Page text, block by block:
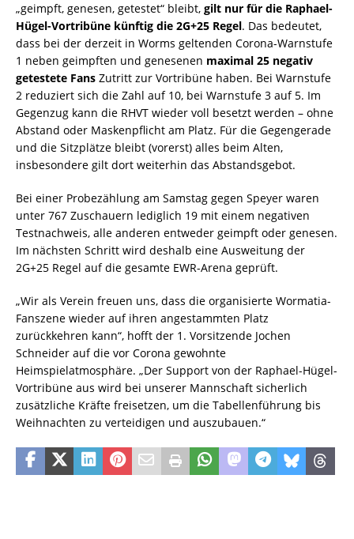
„geimpft, genesen, getestet“ bleibt, gilt nur für die Raphael-
Hügel-Vortribüne künftig die 2G+25 Regel. Das bedeutet,
dass bei der derzeit in Worms geltenden Corona-Warnstufe
1 neben geimpften und genesenen maximal 25 negativ
getestete Fans Zutritt zur Vortribüne haben. Bei Warnstufe
2 reduziert sich die Zahl auf 10, bei Warnstufe 3 auf 5. Im
Gegenzug kann die RHVT wieder voll besetzt werden – ohne
Abstand oder Maskenpflicht am Platz. Für die Gegengerade
und die Sitzplätze bleibt (vorerst) alles beim Alten,
insbesondere gilt dort weiterhin das Abstandsgebot.
Bei einer Probezählung am Samstag gegen Speyer waren
unter 767 Zuschauern lediglich 19 mit einem negativen
Testnachweis, alle anderen entweder geimpft oder genesen.
Im nächsten Schritt wird deshalb eine Ausweitung der
2G+25 Regel auf die gesamte EWR-Arena geprüft.
„Wir als Verein freuen uns, dass die organisierte Wormatia-
Fanszene wieder auf ihren angestammten Platz
zurückkehren kann“, hofft der 1. Vorsitzende Jochen
Schneider auf die vor Corona gewohnte
Heimspielatmosphäre. „Der Support von der Raphael-Hügel-
Vortribüne aus wird bei unserer Mannschaft sicherlich
zusätzliche Kräfte freisetzen, um die Tabellenführung bis
Weihnachten zu verteidigen und auszubauen.“